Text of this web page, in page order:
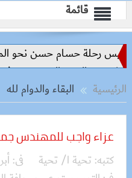
قائمة
رحلة حسام حسن نحو
والعبور الجديدة وتدفع
الرئيسية
البقاء والدوام لله
عزاء واجب للمهندس
كتبه: تحية ا/ تحية فى: